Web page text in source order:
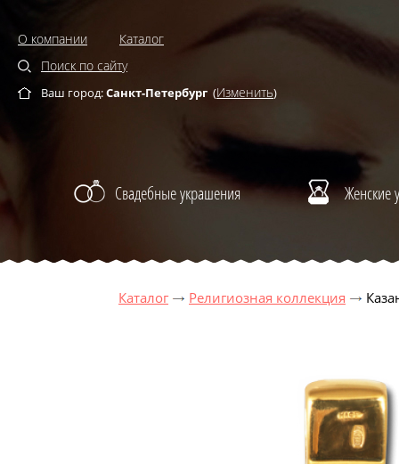
О компании
Каталог
Поиск по сайту
Ваш город:Санкт-Петербург (Изменить)
Свадебные украшения Женские
Каталог Религиозная коллекция